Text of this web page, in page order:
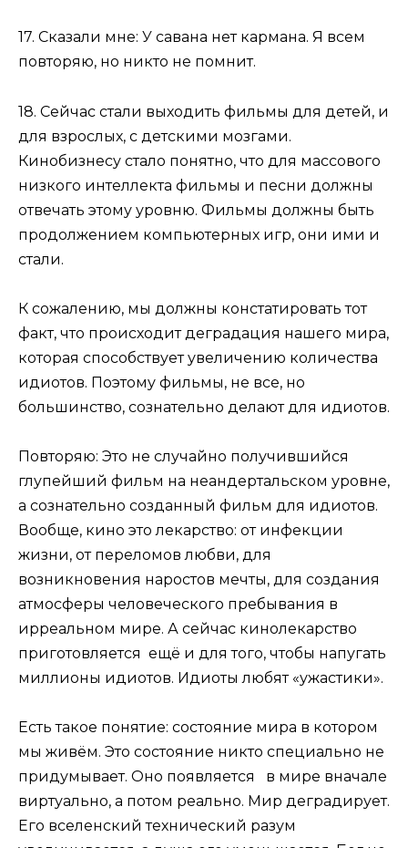
17. Сказали мне: У савана нет кармана. Я всем
повторяю, но никто не помнит.
18. Сейчас стали выходить фильмы для детей, и
для взрослых, с детскими мозгами.
Кинобизнесу стало понятно, что для массового
низкого интеллекта фильмы и песни должны
отвечать этому уровню. Фильмы должны быть
продолжением компьютерных игр, они ими и
стали.
К сожалению, мы должны констатировать тот
факт, что происходит деградация нашего мира,
которая способствует увеличению количества
идиотов. Поэтому фильмы, не все, но
большинство, сознательно делают для идиотов.
Повторяю: Это не случайно получившийся
глупейший фильм на неандертальском уровне,
а сознательно созданный фильм для идиотов.
Вообще, кино это лекарство: от инфекции
жизни, от переломов любви, для
возникновения наростов мечты, для создания
атмосферы человеческого пребывания в
ирреальном мире. А сейчас кинолекарство
приготовляется ещё и для того, чтобы напугать
миллионы идиотов. Идиоты любят «ужастики».
Есть такое понятие: состояние мира в котором
мы живём. Это состояние никто специально не
придумывает. Оно появляется в мире вначале
виртуально, а потом реально. Мир деградирует.
Его вселенский технический разум